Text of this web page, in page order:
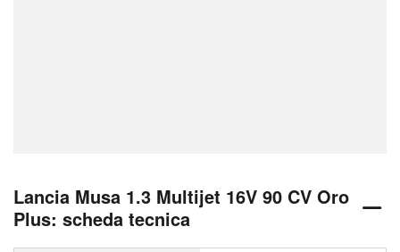
Lancia Musa 1.3 Multijet 16V 90 CV Oro
Plus: scheda tecnica